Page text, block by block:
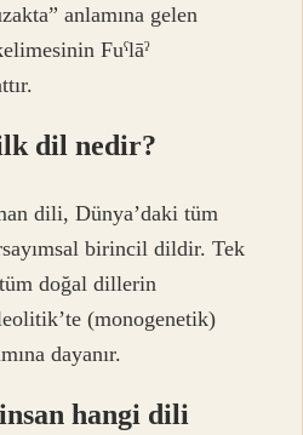
anlamına gelen
dil nedir?
dili, Dünya’daki tüm
birincil dildir. Tek
doğal dillerin
(monogenetik)
dayanır.
hangi dili